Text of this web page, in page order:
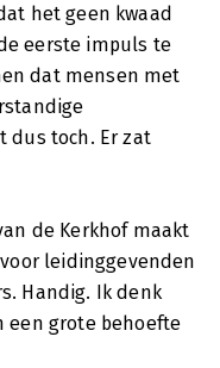
het geen kwaad
eerste impuls te
dat mensen met
dus toch. Er zat
de Kerkhof maakt
leidinggevenden
Handig. Ik denk
een grote behoefte